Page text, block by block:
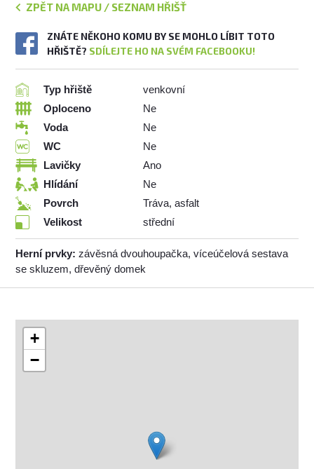
ZPĚT NA MAPU / SEZNAM HŘIŠŤ
ZNÁTE NĚKOHO KOMU BY SE MOHLO LÍBIT TOTO
HŘIŠTĚ? SDÍLEJTE HO NA SVÉM FACEBOOKU!
Typ hřiště
venkovní
Oploceno
Ne
Voda
Ne
WC
Ne
Lavičky
Ano
Hlídání
Ne
Povrch
Tráva, asfalt
Velikost
střední
Herní prvky: závěsná dvouhoupačka, víceúčelová sestava
se skluzem, dřevěný domek
+
−